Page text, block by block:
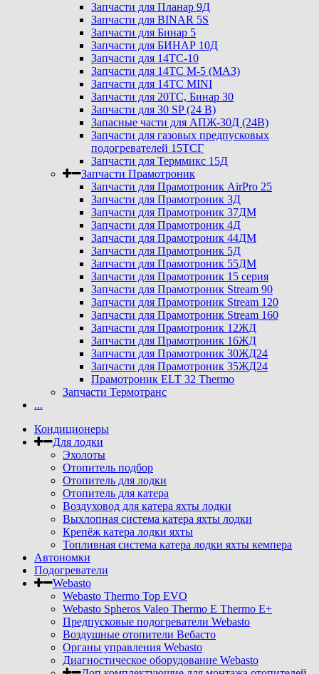
Запчасти для Планар 9Д
Запчасти для BINAR 5S
Запчасти для Бинар 5
Запчасти для БИНАР 10Д
Запчасти для 14ТС-10
Запчасти для 14ТС М-5 (МАЗ)
Запчасти для 14ТС MINI
Запчасти для 20ТС, Бинар 30
Запчасти для 30 SP (24 В)
Запасные части для АПЖ-30Д (24В)
Запчасти для газовых предпусковых
подогревателей 15ТСГ
Запчасти для Терммикс 15Д
Запчасти Прамотроник
Запчасти для Прамотроник AirPro 25
Запчасти для Прамотроник 3Д
Запчасти для Прамотроник 37ДМ
Запчасти для Прамотроник 4Д
Запчасти для Прамотроник 44ДМ
Запчасти для Прамотроник 5Д
Запчасти для Прамотроник 55ДМ
Запчасти для Прамотроник 15 серия
Запчасти для Прамотроник Stream 90
Запчасти для Прамотроник Stream 120
Запчасти для Прамотроник Stream 160
Запчасти для Прамотроник 12ЖД
Запчасти для Прамотроник 16ЖД
Запчасти для Прамотроник 30ЖД24
Запчасти для Прамотроник 35ЖД24
Прамотроник ELT 32 Thermo
Запчасти Термотранс
...
Кондиционеры
Для лодки
Эхолоты
Отопитель подбор
Отопитель для лодки
Отопитель для катера
Воздуховод для катера яхты лодки
Выхлопная система катера яхты лодки
Крепёж катера лодки яхты
Топливная система катера лодки яхты кемпера
Автономки
Подогреватели
Webasto
Webasto Thermo Top EVO
Webasto Spheros Valeo Thermo E Thermo E+
Предпусковые подогреватели Webasto
Воздушные отопители Вебасто
Органы управления Webasto
Диагностическое оборудование Webasto